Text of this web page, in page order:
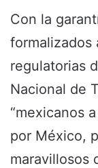
Con la
formalizados
regulatorias
Nacional de
“mexicanos
por México,
maravillosos